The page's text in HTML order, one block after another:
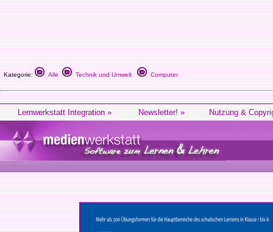
Kategorie: Alle Technik und Umwelt Computer
Lernwerkstatt Integration » Newsletter! » Nutzung &